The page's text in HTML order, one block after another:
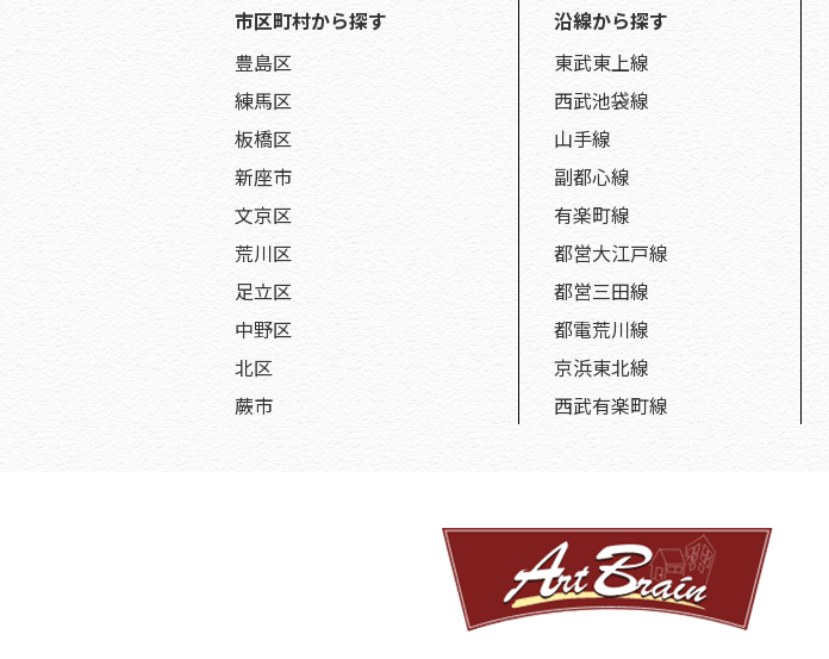
市区町村から探す
豊島区
練馬区
板橋区
新座市
文京区
荒川区
足立区
中野区
北区
蕨市
沿線から探す
東武東上線
西武池袋線
山手線
副都心線
有楽町線
都営大江戸線
都営三田線
都電荒川線
京浜東北線
西武有楽町線